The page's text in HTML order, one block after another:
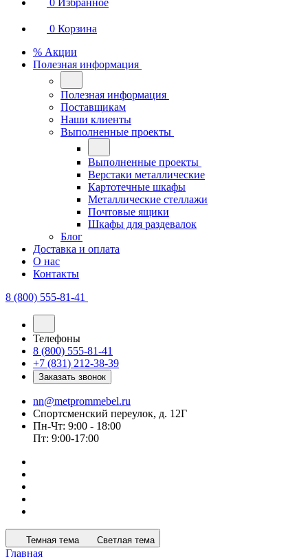
0 Избранное
0 Корзина
% Акции
Полезная информация
Полезная информация
Поставщикам
Наши клиенты
Выполненные проекты
Выполненные проекты
Верстаки металлические
Картотечные шкафы
Металлические стеллажи
Почтовые ящики
Шкафы для раздевалок
Блог
Доставка и оплата
О нас
Контакты
8 (800) 555-81-41
Телефоны
8 (800) 555-81-41
+7 (831) 212-38-39
Заказать звонок
nn@metprommebel.ru
Спортсменский переулок, д. 12Г
Пн-Чт: 9:00 - 18:00
Пт: 9:00-17:00
Темная тема Светлая тема
Главная